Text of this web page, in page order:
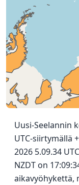
Uusi-Seelannin
UTC-siirtymällä
2026 5.09.34
NZDT on
aikavyöhykettä,